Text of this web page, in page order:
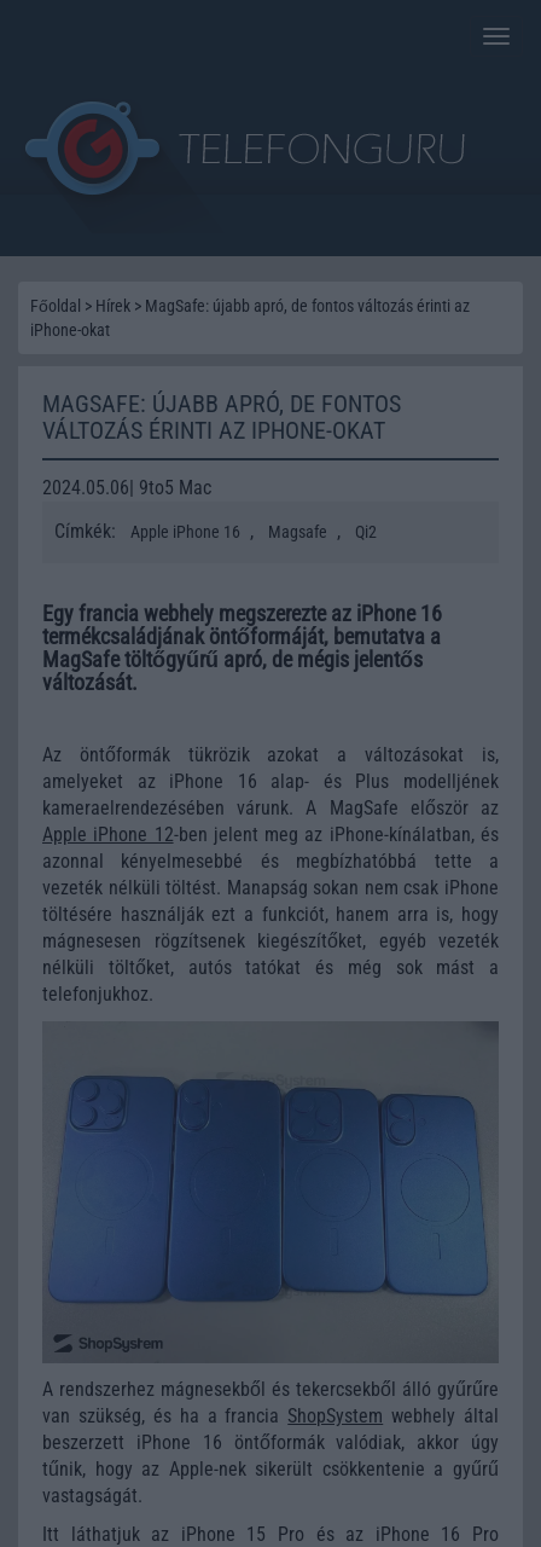
Toggle
Főoldal > Hírek > MagSafe: újabb apró, de fontos változás érinti az
iPhone-okat
MAGSAFE: ÚJABB APRÓ, DE FONTOS
VÁLTOZÁS ÉRINTI AZ IPHONE-OKAT
2024.05.06| 9to5 Mac
Címkék:
Apple iPhone 16 , Magsafe , Qi2
Egy francia webhely megszerezte az iPhone 16
termékcsaládjának öntőformáját, bemutatva a
MagSafe töltőgyűrű apró, de mégis jelentős
változását.
Az öntőformák tükrözik azokat a változásokat is,
amelyeket az iPhone 16 alap- és Plus modelljének
kameraelrendezésében várunk. A MagSafe először az
Apple iPhone 12-ben jelent meg az iPhone-kínálatban, és
azonnal kényelmesebbé és megbízhatóbbá tette a
vezeték nélküli töltést. Manapság sokan nem csak iPhone
töltésére használják ezt a funkciót, hanem arra is, hogy
mágnesesen rögzítsenek kiegészítőket, egyéb vezeték
nélküli töltőket, autós tatókat és még sok mást a
telefonjukhoz.
A rendszerhez mágnesekből és tekercsekből álló gyűrűre
van szükség, és ha a francia ShopSystem webhely által
beszerzett iPhone 16 öntőformák valódiak, akkor úgy
tűnik, hogy az Apple-nek sikerült csökkentenie a gyűrű
vastagságát.
Itt láthatjuk az iPhone 15 Pro és az iPhone 16 Pro